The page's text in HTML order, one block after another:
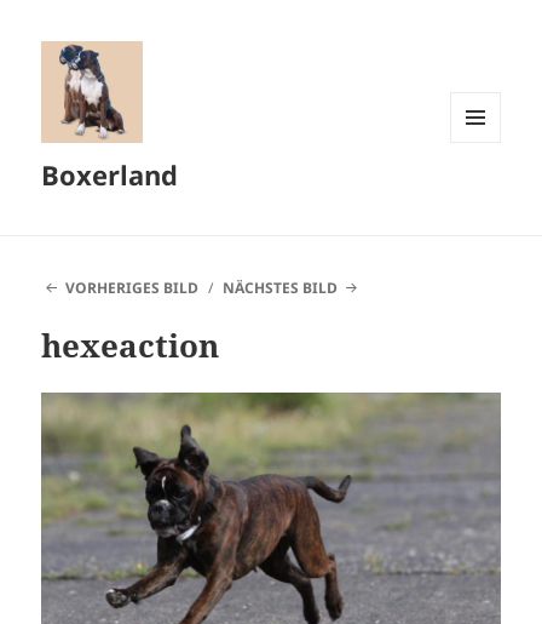
Boxerland
VORHERIGES BILD NÄCHSTES BILD
hexeaction